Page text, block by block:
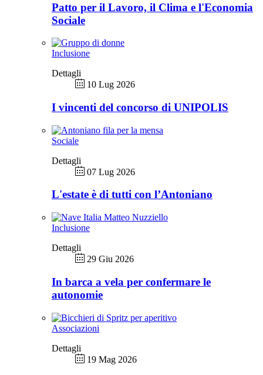
Patto per il Lavoro, il Clima e l'Economia
Sociale
Inclusione
Dettagli
10 Lug 2026
I vincenti del concorso di UNIPOLIS
Sociale
Dettagli
07 Lug 2026
L'estate è di tutti con l’Antoniano
Inclusione
Dettagli
29 Giu 2026
In barca a vela per confermare le
autonomie
Associazioni
Dettagli
19 Mag 2026